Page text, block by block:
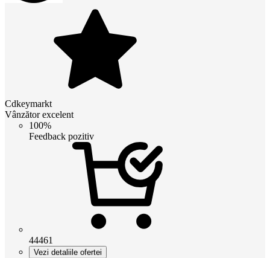
Cdkeymarkt
Vânzător excelent
100%
Feedback pozitiv
44461
Vezi detaliile ofertei